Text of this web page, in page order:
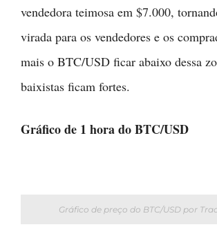
vendedora teimosa em $7.000,
virada para os vendedores e os
mais o BTC/USD ficar abaixo dessa
baixistas ficam fortes.
Gráfico de 1 hora do BTC/USD
Gráfico de preço do BTC/USD por